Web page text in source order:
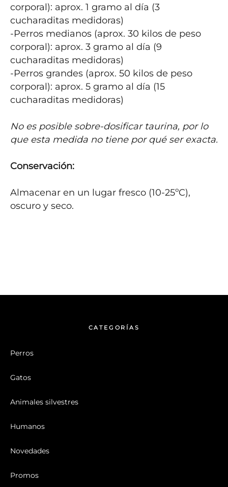
corporal): aprox. 1 gramo al día (3
cucharaditas medidoras)
-Perros medianos (aprox. 30 kilos de peso
corporal): aprox. 3 gramo al día (9
cucharaditas medidoras)
-Perros grandes (aprox. 50 kilos de peso
corporal): aprox. 5 gramo al día (15
cucharaditas medidoras)
No es posible sobre-dosificar taurina, por lo
Conservación:
Almacenar en un lugar fresco (10-25ºC),
oscuro y seco.
CATEGORÍAS
Perros
Gatos
Animales silvestres
Humanos
Novedades
Promos